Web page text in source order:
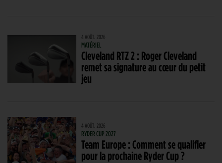
4 AOÛT. 2026
MATÉRIEL
Cleveland RTZ 2 : Roger Cleveland
remet sa signature au cœur du petit
jeu
4 AOÛT. 2026
RYDER CUP 2027
Team Europe : Comment se qualifier
pour la prochaine Ryder Cup ?